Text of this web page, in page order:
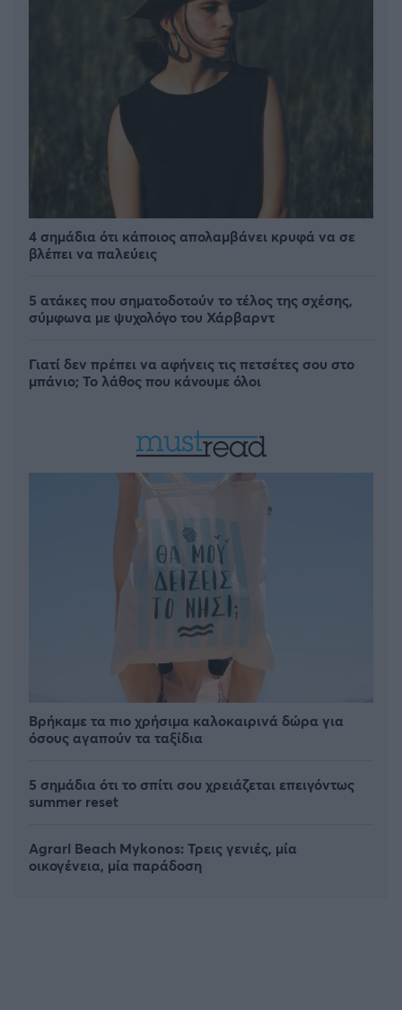
4 σημάδια ότι κάποιος απολαμβάνει κρυφά να σε
βλέπει να παλεύεις
5 ατάκες που σηματοδοτούν το τέλος της σχέσης,
σύμφωνα με ψυχολόγο του Χάρβαρντ
Γιατί δεν πρέπει να αφήνεις τις πετσέτες σου στο
μπάνιο; Το λάθος που κάνουμε όλοι
Βρήκαμε τα πιο χρήσιμα καλοκαιρινά δώρα για
όσους αγαπούν τα ταξίδια
5 σημάδια ότι το σπίτι σου χρειάζεται επειγόντως
summer reset
Agrari Beach Mykonos: Τρεις γενιές, μία
οικογένεια, μία παράδοση